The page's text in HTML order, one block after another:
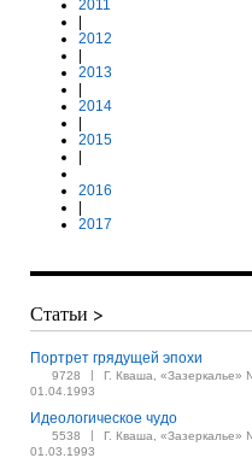
2011
2012
2013
2014
2015
2016
2017
Статьи >
Портрет грядущей эпохи
9728 |
Г. Кваша, «Зазеркалье»
01.04.1993
Идеологическое чудо
5538 |
Г. Кваша, «Зазеркалье»
01.03.1993